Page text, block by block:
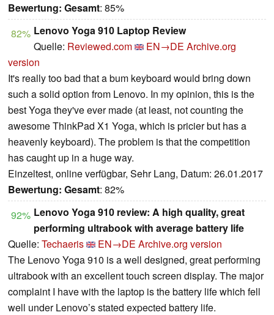
Bewertung: Gesamt: 85%
82% Lenovo Yoga 910 Laptop Review
Quelle: Reviewed.com EN→DE Archive.org
version
It's really too bad that a bum keyboard would bring down
such a solid option from Lenovo. In my opinion, this is the
best Yoga they've ever made (at least, not counting the
awesome ThinkPad X1 Yoga, which is pricier but has a
heavenly keyboard). The problem is that the competition
has caught up in a huge way.
Einzeltest, online verfügbar, Sehr Lang, Datum: 26.01.2017
Bewertung: Gesamt: 82%
92% Lenovo Yoga 910 review: A high quality, great
performing ultrabook with average battery life
Quelle: Techaeris EN→DE Archive.org version
The Lenovo Yoga 910 is a well designed, great performing
ultrabook with an excellent touch screen display. The major
complaint I have with the laptop is the battery life which fell
well under Lenovo’s stated expected battery life.